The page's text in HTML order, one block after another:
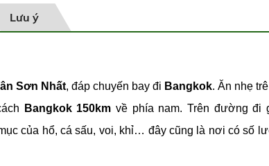
Lưu ý
Sơn Nhất, đáp chuyến bay đi Bangkok. Ăn nhẹ
Bangkok 150kmvề phía nam. Trên đường đi
của hổ, cá sấu, voi, khỉ… đây cũng là nơi có số